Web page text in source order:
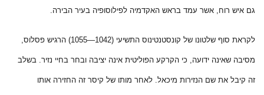
גם איש רוח, אשר עמד בראש האקדמיה לפילוסופיה בעיר הבירה.
לקראת סוף שלטונו של קונסטנטינוס התשיעי (1042—1055) הרגיש פסלוס,
מסיבה שאינה ידועה, כי הקרקע הפוליטית אינה יציבה ובחר בחיי נזיר. בשלב
זה קיבל את שם הנזירות מיכאל. לאחר מותו של קיסר זה החזירה אותו